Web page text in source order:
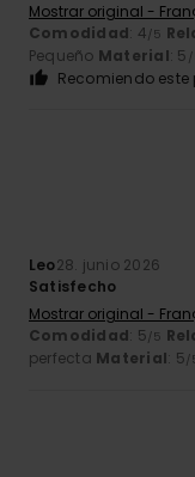
Mostrar original -
Comodidad: 4/5
Pequeño Material: 5
Recomiendo
Leo28. junio 2026
Satisfecho
Mostrar original -
Comodidad: 5/5
perfecta Material: 5/